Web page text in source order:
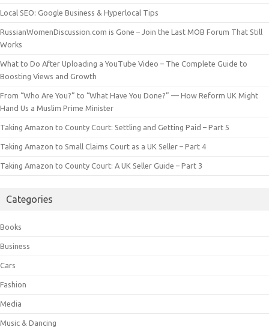
Local SEO: Google Business & Hyperlocal Tips
RussianWomenDiscussion.com is Gone – Join the Last MOB Forum That Still
Works
What to Do After Uploading a YouTube Video – The Complete Guide to
Boosting Views and Growth
From “Who Are You?” to “What Have You Done?” — How Reform UK Might
Hand Us a Muslim Prime Minister
Taking Amazon to County Court: Settling and Getting Paid – Part 5
Taking Amazon to Small Claims Court as a UK Seller – Part 4
Taking Amazon to County Court: A UK Seller Guide – Part 3
Categories
Books
Business
Cars
Fashion
Media
Music & Dancing